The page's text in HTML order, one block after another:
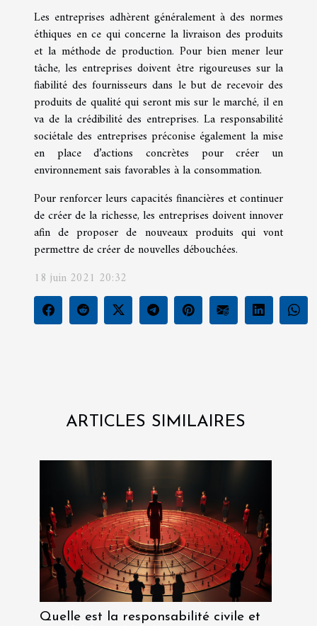
Les entreprises adhèrent généralement à des normes
éthiques en ce qui concerne la livraison des produits
et la méthode de production. Pour bien mener leur
tâche, les entreprises doivent être rigoureuses sur la
fiabilité des fournisseurs dans le but de recevoir des
produits de qualité qui seront mis sur le marché, il en
va de la crédibilité des entreprises. La responsabilité
sociétale des entreprises préconise également la mise
en place d’actions concrètes pour créer un
environnement sais favorables à la consommation.
Pour renforcer leurs capacités financières et continuer
de créer de la richesse, les entreprises doivent innover
afin de proposer de nouveaux produits qui vont
permettre de créer de nouvelles débouchées.
18 juin 2021 20:32
ARTICLES SIMILAIRES
Quelle est la responsabilité civile et